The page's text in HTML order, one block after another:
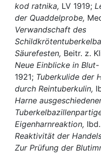
kod ratnika, LV 1919;
der Quaddelprobe,
Verwandschaft des
Säurefesten, Beitr. z.
Neue Einblicke in
1921; Tuberkulide der
durch Reintuberkulin,
Harne
Eigenharnreaktion,
Reaktivität der
Zur Prüfung der